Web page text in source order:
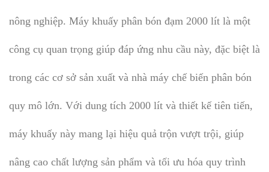
nông nghiệp. Máy khuấy phân bón đạm 2000 lít là một
công cụ quan trọng giúp đáp ứng nhu cầu này, đặc biệt là
trong các cơ sở sản xuất và nhà máy chế biến phân bón
quy mô lớn. Với dung tích 2000 lít và thiết kế tiên tiến,
máy khuấy này mang lại hiệu quả trộn vượt trội, giúp
nâng cao chất lượng sản phẩm và tối ưu hóa quy trình